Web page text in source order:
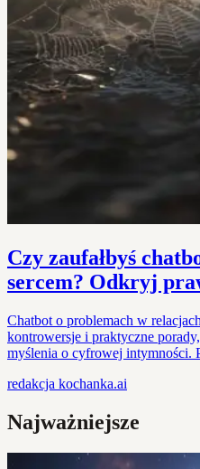
Czy zaufałbyś
sercem? Odkryj
Chatbot o problemach w
kontrowersje i praktyczne
myślenia o cyfrowej intymności.
redakcja kochanka.ai
Najważniejsze